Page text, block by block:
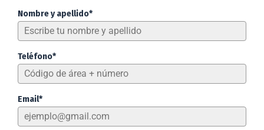
Nombre y apellido*
Teléfono*
Email*